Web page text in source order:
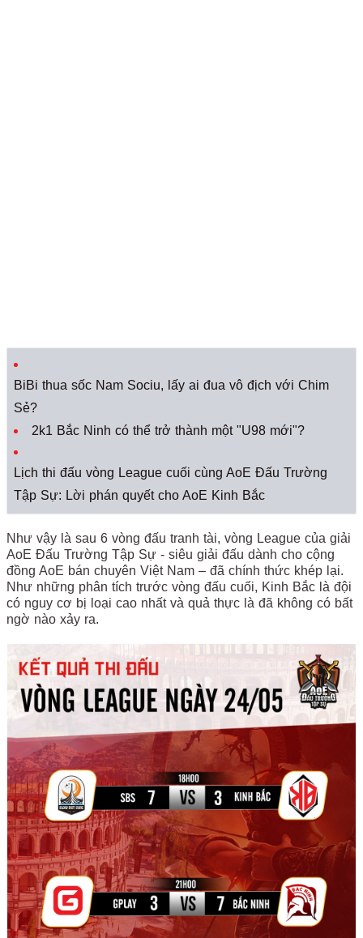
BiBi thua sốc Nam Sociu, lấy ai đua vô địch với Chim
Sẻ?
2k1 Bắc Ninh có thể trở thành một "U98 mới"?
Lịch thi đấu vòng League cuối cùng AoE Đấu Trường
Tập Sự: Lời phán quyết cho AoE Kinh Bắc
Như vậy là sau 6 vòng đấu tranh tài, vòng League của giải
AoE Đấu Trường Tập Sự - siêu giải đấu dành cho cộng
đồng AoE bán chuyên Việt Nam – đã chính thức khép lại.
Như những phân tích trước vòng đấu cuối, Kinh Bắc là đội
có nguy cơ bị loại cao nhất và quả thực là đã không có bất
ngờ nào xảy ra.